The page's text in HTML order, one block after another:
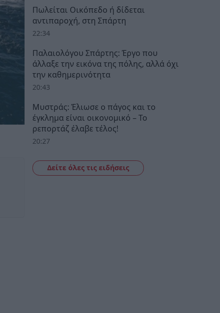
Πωλείται Οικόπεδο ή δίδεται
αντιπαροχή, στη Σπάρτη
22:34
Παλαιολόγου Σπάρτης: Έργο που
άλλαξε την εικόνα της πόλης, αλλά όχι
την καθημερινότητα
20:43
Μυστράς: Έλιωσε ο πάγος και το
έγκλημα είναι οικονομικό – Το
ρεπορτάζ έλαβε τέλος!
20:27
Δείτε όλες τις ειδήσεις